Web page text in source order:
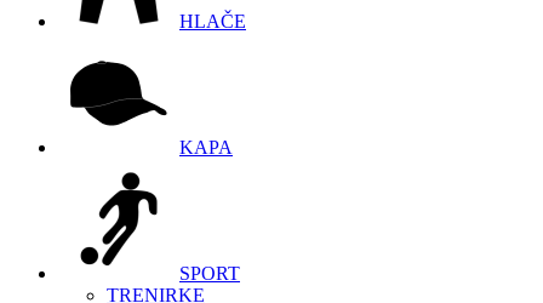
HLAČE
KAPA
SPORT
TRENIRKE